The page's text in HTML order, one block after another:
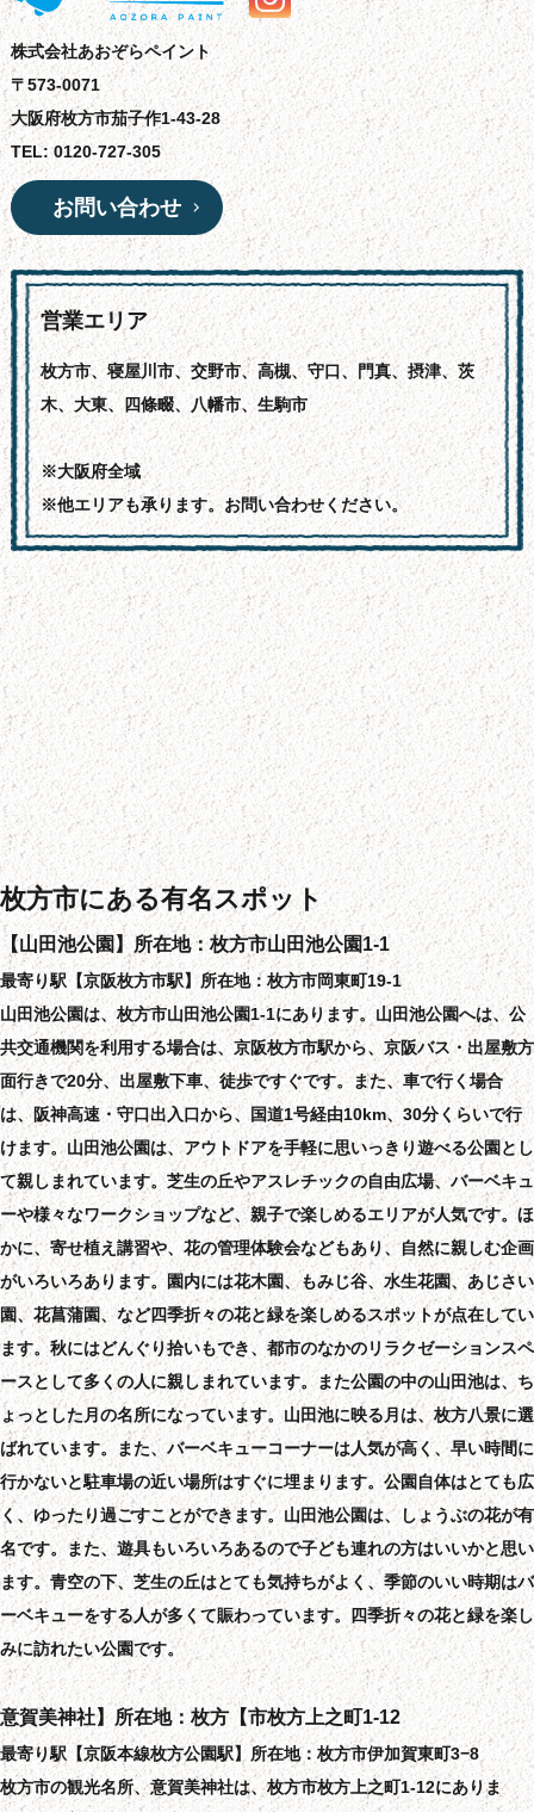
株式会社あおぞらペイント
〒573-0071
大阪府枚方市茄子作1-43-28
TEL: 0120-727-305
お問い合わせ
営業エリア
枚方市、寝屋川市、交野市、高槻、守口、門真、摂津、茨
木、大東、四條畷、八幡市、生駒市
※大阪府全域
※他エリアも承ります。お問い合わせください。
枚方市にある有名スポット
【山田池公園】所在地：枚方市山田池公園1-1
最寄り駅【京阪枚方市駅】所在地：枚方市岡東町19-1
山田池公園は、枚方市山田池公園1-1にあります。山田池公園へは、公
共交通機関を利用する場合は、京阪枚方市駅から、京阪バス・出屋敷方
面行きで20分、出屋敷下車、徒歩ですぐです。また、車で行く場合
は、阪神高速・守口出入口から、国道1号経由10km、30分くらいで行
けます。山田池公園は、アウトドアを手軽に思いっきり遊べる公園とし
て親しまれています。芝生の丘やアスレチックの自由広場、バーベキュ
ーや様々なワークショップなど、親子で楽しめるエリアが人気です。ほ
かに、寄せ植え講習や、花の管理体験会などもあり、自然に親しむ企画
がいろいろあります。園内には花木園、もみじ谷、水生花園、あじさい
園、花菖蒲園、など四季折々の花と緑を楽しめるスポットが点在してい
ます。秋にはどんぐり拾いもでき、都市のなかのリラクゼーションスペ
ースとして多くの人に親しまれています。また公園の中の山田池は、ち
ょっとした月の名所になっています。山田池に映る月は、枚方八景に選
ばれています。また、バーベキューコーナーは人気が高く、早い時間に
行かないと駐車場の近い場所はすぐに埋まります。公園自体はとても広
く、ゆったり過ごすことができます。山田池公園は、しょうぶの花が有
名です。また、遊具もいろいろあるので子ども連れの方はいいかと思い
ます。青空の下、芝生の丘はとても気持ちがよく、季節のいい時期はバ
ーベキューをする人が多くて賑わっています。四季折々の花と緑を楽し
みに訪れたい公園です。
意賀美神社】所在地：枚方【市枚方上之町1-12
最寄り駅【京阪本線枚方公園駅】所在地：枚方市伊加賀東町3−8
枚方市の観光名所、意賀美神社は、枚方市枚方上之町1-12にありま